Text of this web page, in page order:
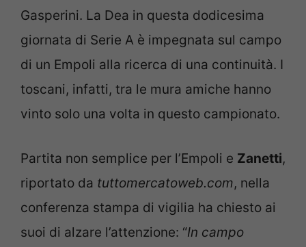
Gasperini. La Dea in questa dodicesima
giornata di Serie A è impegnata sul campo
di un Empoli alla ricerca di una continuità. I
toscani, infatti, tra le mura amiche hanno
vinto solo una volta in questo campionato.
Partita non semplice per l’Empoli e Zanetti,
riportato da tuttomercatoweb.com, nella
conferenza stampa di vigilia ha chiesto ai
suoi di alzare l’attenzione: “In campo